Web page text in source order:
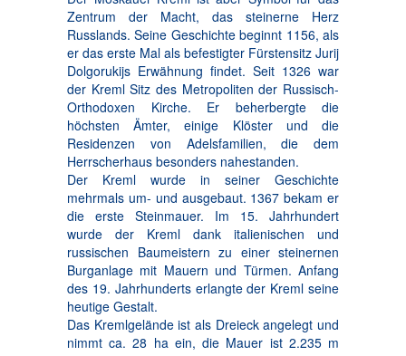
Zentrum der Macht, das steinerne Herz
Russlands. Seine Geschichte beginnt 1156, als
er das erste Mal als befestigter Fürstensitz Jurij
Dolgorukijs Erwähnung findet. Seit 1326 war
der Kreml Sitz des Metropoliten der Russisch-
Orthodoxen Kirche. Er beherbergte die
höchsten Ämter, einige Klöster und die
Residenzen von Adelsfamilien, die dem
Herrscherhaus besonders nahestanden.
Der Kreml wurde in seiner Geschichte
mehrmals um- und ausgebaut. 1367 bekam er
die erste Steinmauer. Im 15. Jahrhundert
wurde der Kreml dank italienischen und
russischen Baumeistern zu einer steinernen
Burganlage mit Mauern und Türmen. Anfang
des 19. Jahrhunderts erlangte der Kreml seine
heutige Gestalt.
Das Kremlgelände ist als Dreieck angelegt und
nimmt ca. 28 ha ein, die Mauer ist 2.235 m